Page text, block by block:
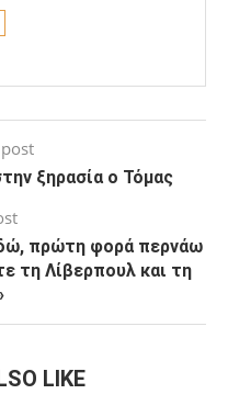
ξηρασία ο Τόμας
πρώτη φορά περνάω
τη Λίβερπουλ και τη
LIKE